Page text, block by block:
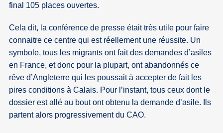
final 105 places ouvertes.
Cela dit, la conférence de presse était très utile pour faire
connaitre ce centre qui est réellement une réussite. Un
symbole, tous les migrants ont fait des demandes d’asiles
en France, et donc pour la plupart, ont abandonnés ce
rêve d’Angleterre qui les poussait à accepter de fait les
pires conditions à Calais. Pour l’instant, tous ceux dont le
dossier est allé au bout ont obtenu la demande d’asile. Ils
partent alors progressivement du CAO.